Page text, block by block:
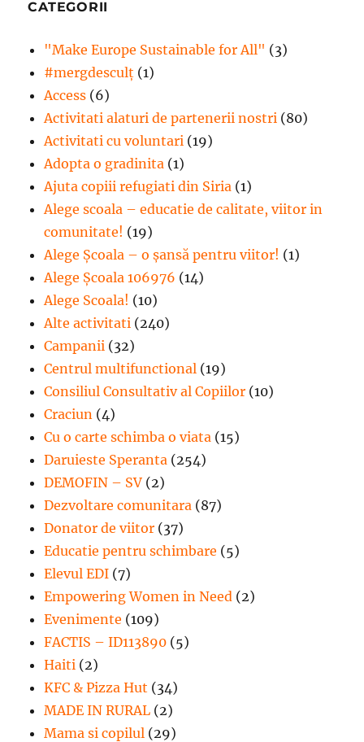
CATEGORII
"Make Europe Sustainable for All" (3)
#mergdesculţ (1)
Access (6)
Activitati alaturi de partenerii nostri (80)
Activitati cu voluntari (19)
Adopta o gradinita (1)
Ajuta copiii refugiati din Siria (1)
Alege scoala – educatie de calitate, viitor in
comunitate! (19)
Alege Şcoala – o şansă pentru viitor! (1)
Alege Școala 106976 (14)
Alege Scoala! (10)
Alte activitati (240)
Campanii (32)
Centrul multifunctional (19)
Consiliul Consultativ al Copiilor (10)
Craciun (4)
Cu o carte schimba o viata (15)
Daruieste Speranta (254)
DEMOFIN – SV (2)
Dezvoltare comunitara (87)
Donator de viitor (37)
Educatie pentru schimbare (5)
Elevul EDI (7)
Empowering Women in Need (2)
Evenimente (109)
FACTIS – ID113890 (5)
Haiti (2)
KFC & Pizza Hut (34)
MADE IN RURAL (2)
Mama si copilul (29)